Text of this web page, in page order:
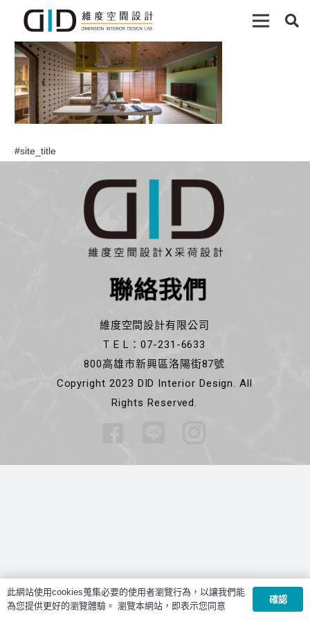
#site_title
聯絡我們
維度空間設計有限公司
T E L：07-231-6633
800高雄市新興區洛陽街87號
Copyright 2023 DID Interior Design. All
Rights Reserved.
此網站使用cookies蒐集必要的使用者瀏覽行為，以讓我們能
為您提供更好的瀏覽體驗。 瀏覽本網站，即表示您同意
確認